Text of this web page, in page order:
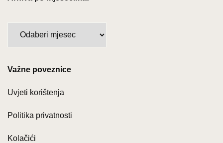
Važne poveznice
Uvjeti korištenja
Politika privatnosti
Kolačići